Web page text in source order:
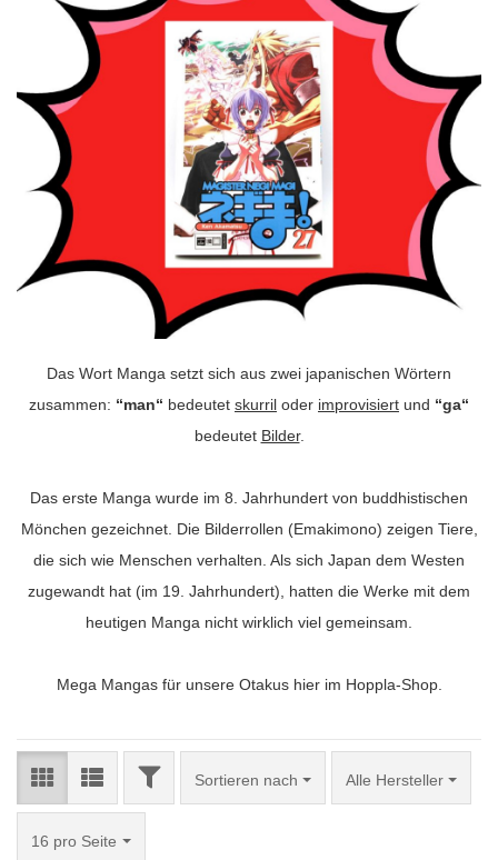
Das Wort Manga setzt sich aus zwei japanischen Wörtern
zusammen: “man“ bedeutet skurril oder improvisiert und “ga“
bedeutet Bilder.
Das erste Manga wurde im 8. Jahrhundert von buddhistischen
Mönchen gezeichnet. Die Bilderrollen (Emakimono) zeigen Tiere,
die sich wie Menschen verhalten. Als sich Japan dem Westen
zugewandt hat (im 19. Jahrhundert), hatten die Werke mit dem
heutigen Manga nicht wirklich viel gemeinsam.
Mega Mangas für unsere Otakus hier im Hoppla-Shop.
FILTERSortieren nach
Sortieren nach Alle Hersteller
16 pro Seite
pro Seite